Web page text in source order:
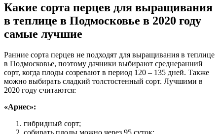
Какие сорта перцев для выращивания
в теплице в Подмосковье в 2020 году
самые лучшие
Ранние сорта перцев не подходят для выращивания в теплице
в Подмосковье, поэтому дачники выбирают среднеранний
сорт, когда плоды созревают в период 120 – 135 дней. Также
можно выбирать сладкий толстостенный сорт. Лучшими в
2020 году считаются:
«Ариес»:
гибридный сорт;
собирать плоды можно через 95 суток;